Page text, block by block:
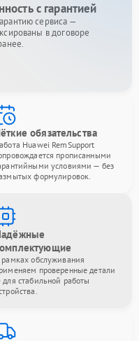
с гарантией
сервиса —
в договоре
обязательства
Huawei RemSupport
прописанными
условиями — без
формулировок.
рамках обслуживания
проверенные детали
для стабильной работы